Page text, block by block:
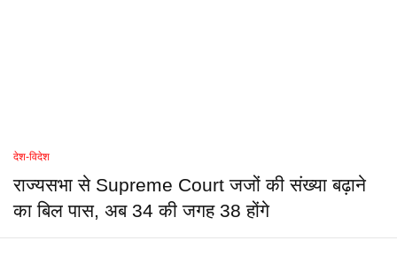
देश-विदेश
राज्यसभा से Supreme Court जजों की संख्या बढ़ाने
का बिल पास, अब 34 की जगह 38 होंगे